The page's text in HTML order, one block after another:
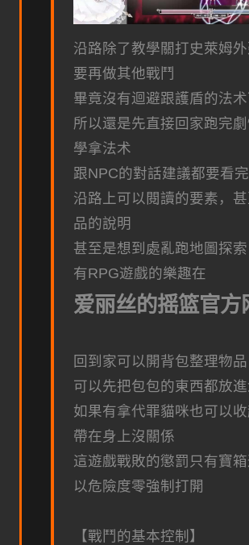
沿路除了教學關打史萊姆
要再做其他戰鬥
畢竟沒有迴避跟護盾的法
所以還是先直接回家跑完
學拿法术
跟NPC的對話建議都要看完
沿路上可以閱讀的要素，
品的說明
甚至是想到處亂跑地圖探
有RPG遊戲的樂趣在
爱丽丝的摇篮官方
回到家可以開背包整理物品
可以先把包包的東西都放
如果有拿代罪貓咪也可以
帶在身上沒關係
這遊戲戰敗的懲罰只有寶
以危險度零強制打開
【戰鬥的基本控制】